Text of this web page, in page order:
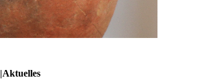
|Aktuelles